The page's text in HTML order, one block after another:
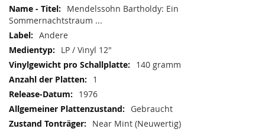
Mendelssohn Bartholdy: Ein
Sommernachtstraum ...
Andere
LP / Vinyl 12"
140 gramm
1
1976
Gebraucht
Near Mint (Neuwertig)